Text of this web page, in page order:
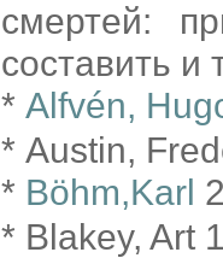
смертей:
составить и
* Alfvén,
* Austin,
* Böhm,Karl
* Blakey, Art